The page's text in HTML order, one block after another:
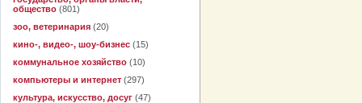
общество (801)
зоо, ветеринария (20)
кино-, видео-, шоу-бизнес (15)
коммунальное хозяйство (10)
компьютеры и интернет (297)
культура, искусство, досуг (47)